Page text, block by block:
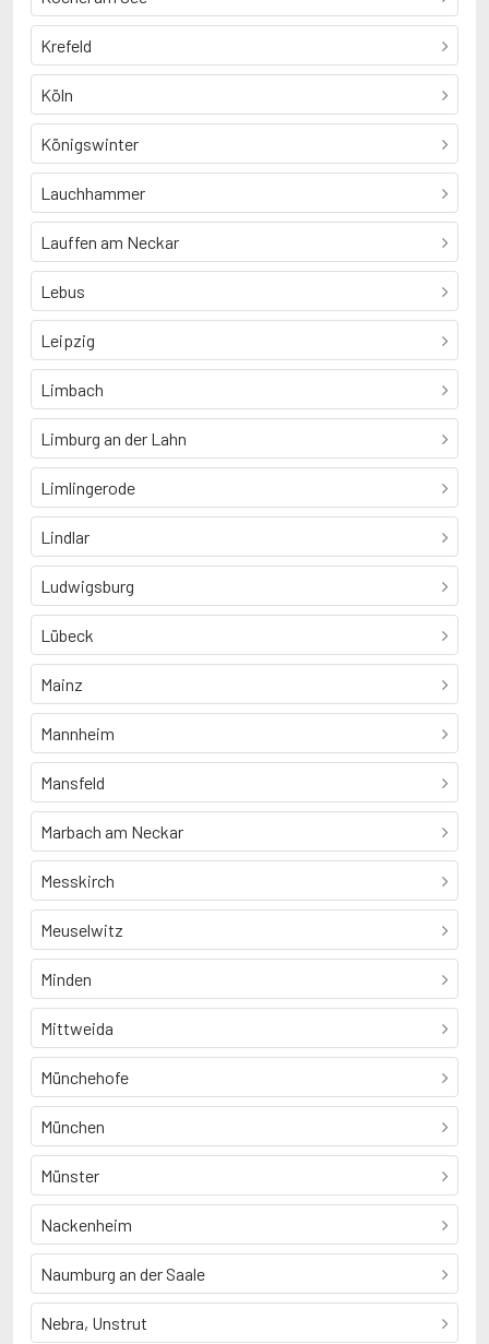
Krefeld
Köln
Königswinter
Lauchhammer
Lauffen am Neckar
Lebus
Leipzig
Limbach
Limburg an der Lahn
Limlingerode
Lindlar
Ludwigsburg
Lübeck
Mainz
Mannheim
Mansfeld
Marbach am Neckar
Messkirch
Meuselwitz
Minden
Mittweida
Münchehofe
München
Münster
Nackenheim
Naumburg an der Saale
Nebra, Unstrut